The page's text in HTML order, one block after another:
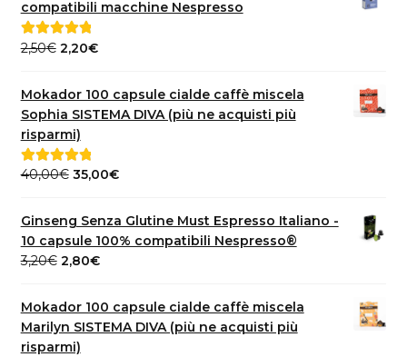
compatibili macchine Nespresso
Valutato5.00
2,50€ Il
originale
era:
2,50€.
2,20€Il
attuale
è:
Mokador 100 capsule cialde caffè miscela
Sophia SISTEMA DIVA (più ne acquisti più
risparmi)
Valutato5.00
40,00€ Il
originale
era:
40,00€.
35,00€Il
attuale
è:
Ginseng Senza Glutine Must Espresso Italiano -
10 capsule 100% compatibili Nespresso®
3,20€ Il
originale
era:
3,20€.
2,80€Il
attuale
è:
Mokador 100 capsule cialde caffè miscela
Marilyn SISTEMA DIVA (più ne acquisti più
risparmi)